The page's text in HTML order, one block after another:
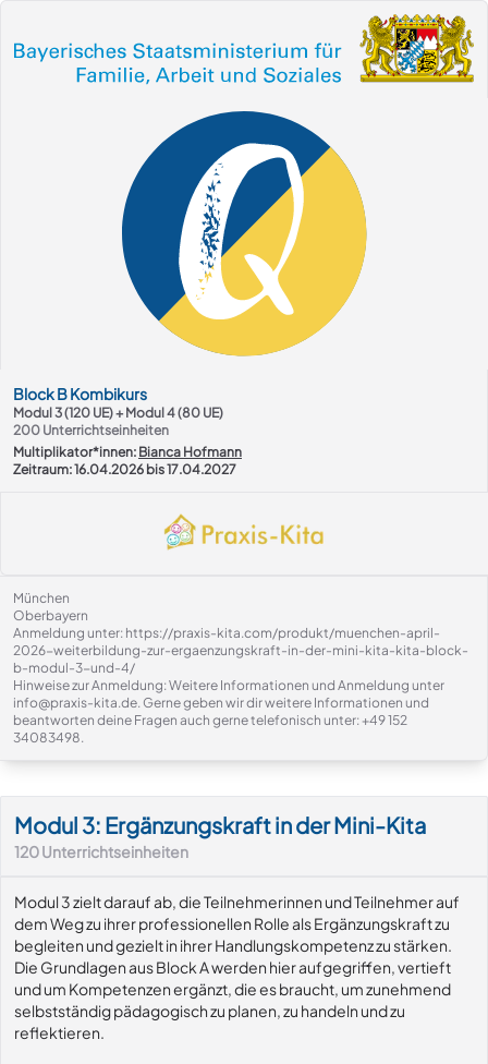
BlockBKombikurs
Modul 3 (120 UE) + Modul 4 (80 UE)
200 Unterrichtseinheiten
Multiplikator*innen: Bianca Hofmann
Zeitraum: 16.04.2026 bis 17.04.2027
München
Oberbayern
Anmeldung unter: https://praxis-kita.com/produkt/muenchen-april-
2026-weiterbildung-zur-ergaenzungskraft-in-der-mini-kita-kita-block-
b-modul-3-und-4/
Hinweise zur Anmeldung: Weitere Informationen und Anmeldung unter
info@praxis-kita.de. Gerne geben wir dir weitere Informationen und
beantworten deine Fragen auch gerne telefonisch unter: +49 152
34083498.
Modul 3: Ergänzungskraft in der Mini-Kita
120Unterrichtseinheiten
Modul 3 zielt darauf ab, die Teilnehmerinnen und Teilnehmer auf
dem Weg zu ihrer professionellen Rolle als Ergänzungskraft zu
begleiten und gezielt in ihrer Handlungskompetenz zu stärken.
Die Grundlagen aus Block A werden hier aufgegriffen, vertieft
und um Kompetenzen ergänzt, die es braucht, um zunehmend
selbstständig pädagogisch zu planen, zu handeln und zu
reflektieren.